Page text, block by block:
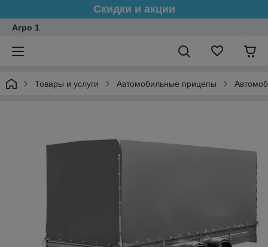
Скидки и акции
Агро 1
Товары и услуги Автомобильные прицепы